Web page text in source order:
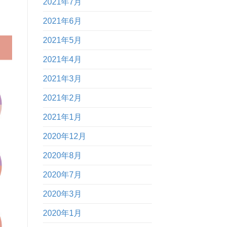
2021年6月
2021年5月
2021年4月
2021年3月
2021年2月
2021年1月
2020年12月
2020年8月
2020年7月
2020年3月
2020年1月